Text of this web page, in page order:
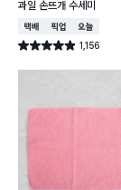
과일 손뜨개 수세미
택배배송매장픽업오늘배송
별점 4.9점 1,156
건 작성